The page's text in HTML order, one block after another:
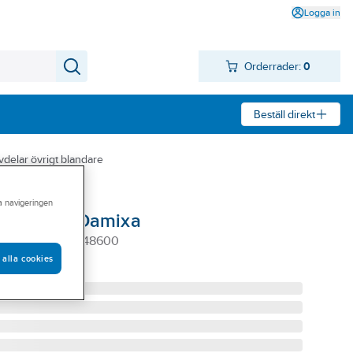
Logga in
Orderrader: 0
Beställ direkt
övrigt blandare
unit, Damixa
M. KULA 2348600
navigeringen
alla cookies